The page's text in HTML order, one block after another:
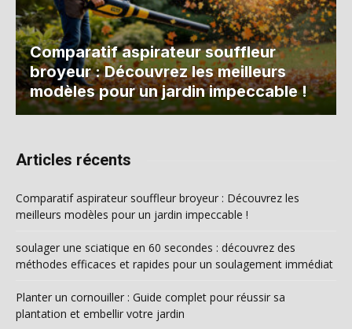
Comparatif aspirateur souffleur
broyeur : Découvrez les meilleurs
modèles pour un jardin impeccable !
Articles récents
Comparatif aspirateur souffleur broyeur : Découvrez les
meilleurs modèles pour un jardin impeccable !
soulager une sciatique en 60 secondes : découvrez des
méthodes efficaces et rapides pour un soulagement immédiat
Planter un cornouiller : Guide complet pour réussir sa
plantation et embellir votre jardin